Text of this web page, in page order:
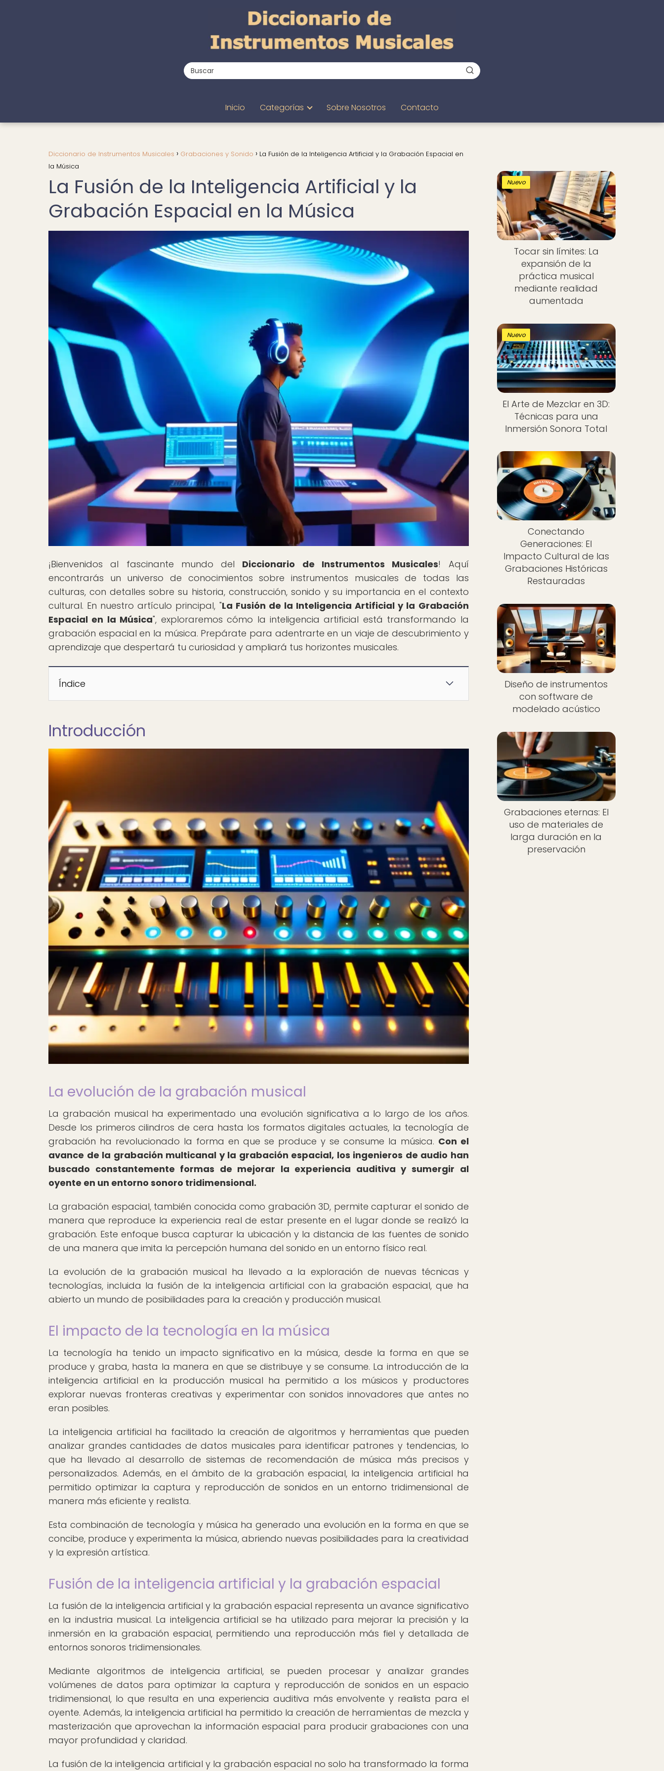
Inicio Categorías Sobre Nosotros Contacto
Diccionario de Instrumentos Musicales Grabaciones y Sonido
La Fusión de la Inteligencia Artificial y la Grabación Espacial en
la Música
La Fusión de la Inteligencia Artificial y la
Grabación Espacial en la Música
¡Bienvenidos al fascinante mundo del Diccionario de Instrumentos Musicales! Aquí
encontrarás un universo de conocimientos sobre instrumentos musicales de todas las
culturas, con detalles sobre su historia, construcción, sonido y su importancia en el contexto
cultural. En nuestro artículo principal, "La Fusión de la Inteligencia Artificial y la Grabación
Espacial en la Música", exploraremos cómo la inteligencia artificial está transformando la
grabación espacial en la música. Prepárate para adentrarte en un viaje de descubrimiento y
aprendizaje que despertará tu curiosidad y ampliará tus horizontes musicales.
Índice
Introducción
La evolución de la grabación musical
La grabación musical ha experimentado una evolución significativa a lo largo de los años.
Desde los primeros cilindros de cera hasta los formatos digitales actuales, la tecnología de
grabación ha revolucionado la forma en que se produce y se consume la música. Con el
avance de la grabación multicanal y la grabación espacial, los ingenieros de audio han
buscado constantemente formas de mejorar la experiencia auditiva y sumergir al
oyente en un entorno sonoro tridimensional.
La grabación espacial, también conocida como grabación 3D, permite capturar el sonido de
manera que reproduce la experiencia real de estar presente en el lugar donde se realizó la
grabación. Este enfoque busca capturar la ubicación y la distancia de las fuentes de sonido
de una manera que imita la percepción humana del sonido en un entorno físico real.
La evolución de la grabación musical ha llevado a la exploración de nuevas técnicas y
tecnologías, incluida la fusión de la inteligencia artificial con la grabación espacial, que ha
abierto un mundo de posibilidades para la creación y producción musical.
El impacto de la tecnología en la música
La tecnología ha tenido un impacto significativo en la música, desde la forma en que se
produce y graba, hasta la manera en que se distribuye y se consume. La introducción de la
inteligencia artificial en la producción musical ha permitido a los músicos y productores
explorar nuevas fronteras creativas y experimentar con sonidos innovadores que antes no
eran posibles.
La inteligencia artificial ha facilitado la creación de algoritmos y herramientas que pueden
analizar grandes cantidades de datos musicales para identificar patrones y tendencias, lo
que ha llevado al desarrollo de sistemas de recomendación de música más precisos y
personalizados. Además, en el ámbito de la grabación espacial, la inteligencia artificial ha
permitido optimizar la captura y reproducción de sonidos en un entorno tridimensional de
manera más eficiente y realista.
Esta combinación de tecnología y música ha generado una evolución en la forma en que se
concibe, produce y experimenta la música, abriendo nuevas posibilidades para la creatividad
y la expresión artística.
Fusión de la inteligencia artificial y la grabación espacial
La fusión de la inteligencia artificial y la grabación espacial representa un avance significativo
en la industria musical. La inteligencia artificial se ha utilizado para mejorar la precisión y la
inmersión en la grabación espacial, permitiendo una reproducción más fiel y detallada de
entornos sonoros tridimensionales.
Mediante algoritmos de inteligencia artificial, se pueden procesar y analizar grandes
volúmenes de datos para optimizar la captura y reproducción de sonidos en un espacio
tridimensional, lo que resulta en una experiencia auditiva más envolvente y realista para el
oyente. Además, la inteligencia artificial ha permitido la creación de herramientas de mezcla y
masterización que aprovechan la información espacial para producir grabaciones con una
mayor profundidad y claridad.
La fusión de la inteligencia artificial y la grabación espacial no solo ha transformado la forma
Nuevo
Tocar sin límites: La
expansión de la
práctica musical
mediante realidad
aumentada
Nuevo
El Arte de Mezclar en 3D:
Técnicas para una
Inmersión Sonora Total
Conectando
Generaciones: El
Impacto Cultural de las
Grabaciones Históricas
Restauradas
Diseño de instrumentos
con software de
modelado acústico
Grabaciones eternas: El
uso de materiales de
larga duración en la
preservación